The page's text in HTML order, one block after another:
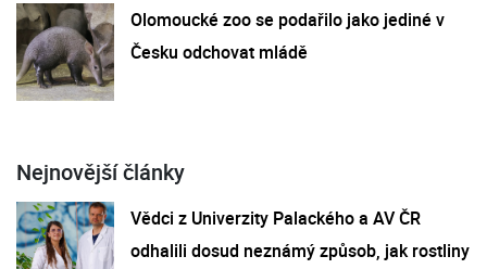
Olomoucké zoo se podařilo jako jediné v
Česku odchovat mládě
Nejnovější články
Vědci z Univerzity Palackého a AV ČR
odhalili dosud neznámý způsob, jak rostliny